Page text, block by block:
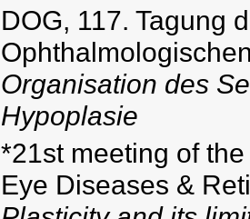
DOG, 117. Tagung
Organisation des
Hypoplasie
*21st meeting of
Eye Diseases &